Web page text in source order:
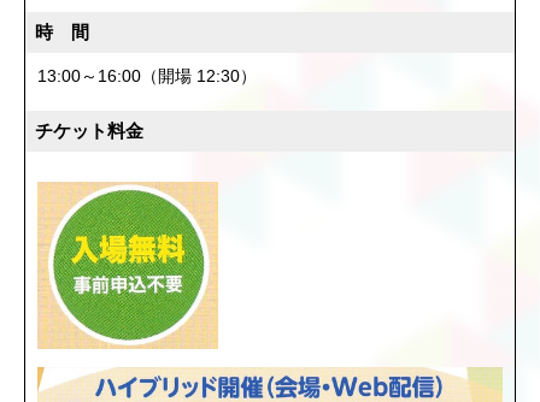
時 間
13:00～16:00（開場 12:30）
チケット料金